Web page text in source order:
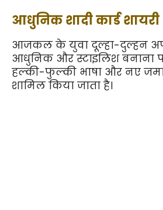
आधुनिक शादी कार्ड शायरी
आजकल के युवा दूल्हा-दुल्हन
आधुनिक और स्टाइलिश बनाना
हल्की-फुल्की भाषा और नए
शामिल किया जाता है।